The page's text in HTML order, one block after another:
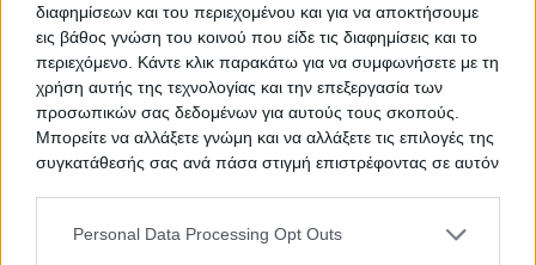
διαφημίσεων και του περιεχομένου και για να αποκτήσουμε
εις βάθος γνώση του κοινού που είδε τις διαφημίσεις και το
περιεχόμενο. Κάντε κλικ παρακάτω για να συμφωνήσετε με τη
χρήση αυτής της τεχνολογίας και την επεξεργασία των
προσωπικών σας δεδομένων για αυτούς τους σκοπούς.
Μπορείτε να αλλάξετε γνώμη και να αλλάξετε τις επιλογές της
συγκατάθεσής σας ανά πάσα στιγμή επιστρέφοντας σε αυτόν
Personal Data Processing Opt Outs
Θέλεις Τραπεζική Χρηματοδότηση;
Ζητήστε χρηματοδότηση για την απόκτηση του
συγκεκριμένου ακινήτου
Προτεινόμενα Ακίνητα
Διαμέρισμα 88 τ.μ.